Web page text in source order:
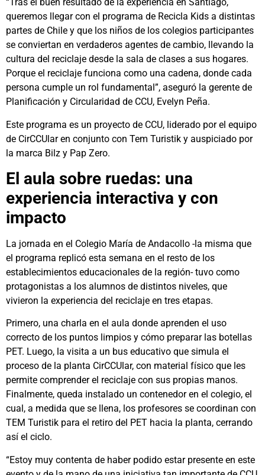
queremos llegar con el programa de Recicla Kids a distintas
partes de Chile y que los niños de los colegios participantes
se conviertan en verdaderos agentes de cambio, llevando la
cultura del reciclaje desde la sala de clases a sus hogares.
Porque el reciclaje funciona como una cadena, donde cada
persona cumple un rol fundamental”, aseguró la gerente de
Planificación y Circularidad de CCU, Evelyn Peña.
Este programa es un proyecto de CCU, liderado por el equipo
de CirCCUlar en conjunto con Tem Turistik y auspiciado por
la marca Bilz y Pap Zero.
El aula sobre ruedas: una
experiencia interactiva y con
impacto
La jornada en el Colegio María de Andacollo -la misma que
el programa replicó esta semana en el resto de los
establecimientos educacionales de la región- tuvo como
protagonistas a los alumnos de distintos niveles, que
vivieron la experiencia del reciclaje en tres etapas.
Primero, una charla en el aula donde aprenden el uso
correcto de los puntos limpios y cómo preparar las botellas
PET. Luego, la visita a un bus educativo que simula el
proceso de la planta CirCCUlar, con material físico que les
permite comprender el reciclaje con sus propias manos.
Finalmente, queda instalado un contenedor en el colegio, el
cual, a medida que se llena, los profesores se coordinan con
TEM Turistik para el retiro del PET hacia la planta, cerrando
así el ciclo.
“Estoy muy contenta de haber podido estar presente en este